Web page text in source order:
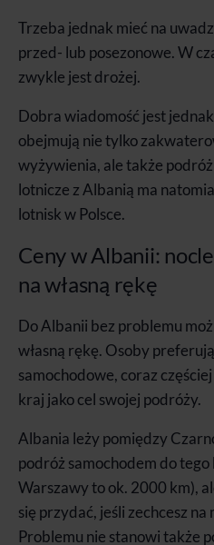
Trzeba jednak mieć na
przed- lub posezonowe. W
zwykle jest drożej.
Dobra wiadomość jest
obejmują nie tylko
wyżywienia, ale także
lotnicze z Albanią ma
lotnisk w Polsce.
Ceny w Albanii:
na własną rękę
Do Albanii bez problemu
własną rękę. Osoby
samochodowe, coraz
kraj jako cel swojej podróży.
Albania leży pomiędzy
podróż samochodem do tego
Warszawy to ok. 2000 km),
się przydać, jeśli zechcesz
Problemu nie stanowi także